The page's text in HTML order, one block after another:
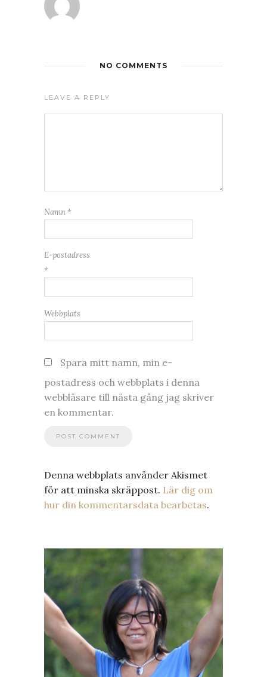
NO COMMENTS
LEAVE A REPLY
Namn *
E-postadress
*
Webbplats
Spara mitt namn, min e-
postadress och webbplats i denna
webbläsare till nästa gång jag skriver
en kommentar.
Denna webbplats använder Akismet
för att minska skräppost. Lär dig om
hur din kommentarsdata bearbetas.